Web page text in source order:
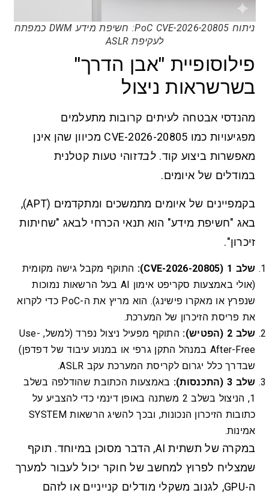
ניתוח PoC CVE-2026-20805: חשיפת מידע DWM כמפתח
לעקיפת ASLR
פילוסופיית "אבן הדרך"
בשרשראות ניצול
מהנדסי אבטחה לעיתים קרובות מתעלמים
מפגיעויות כמו CVE-2026-20805 מכיוון שהן אינן
מאפשרות ביצוע קוד.לבדזוהי טעות קטלנית
במודלים של איומים.
בקמפיינים של איומים מתמשכים ומתקדמים (APT),
באג "חשיפת מידע" הוא תנאי הכרחי לבאג "שחיתות
זיכרון".
שלב 1 (CVE-2026-20805):
התוקף מקבל גישה מקומית
(אולי באמצעות סקריפט אימון AI בעל הרשאות נמוכות
שנפרץ או מאקרו פישינג). הוא מריץ את ה-PoC כדי לקרוא
את פריסת הזיכרון של המערכת.
שלב 2 (הפטיש):
התוקף מפעיל ניצול נפרד (למשל, Use-
After-Free במנהל התקן גרפי או במנוע עיבוד של דפדפן)
שבדרך כלל יגרום לקריסת המערכת עקב ASLR.
שלב 3 (התכנסות):
באמצעות הכתובת שהודלפה בשלב
1, הניצול בשלב 2 משתנה באופן דינמי כדי להצביע על
כתובות הזיכרון הנכונות, ובכך להשיג הרשאות SYSTEM
אמינות.
במקרה של תשתית AI, הדבר מסוכן במיוחד. תוקף
שמצליח לפרוץ למחשב של חוקר יכול לעבור למערך
ה-GPU, לגנוב משקלי מודלים קנייניים או לזהם